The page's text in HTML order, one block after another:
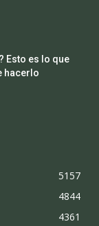
Esto es lo que
hacerlo
5157
4844
4361